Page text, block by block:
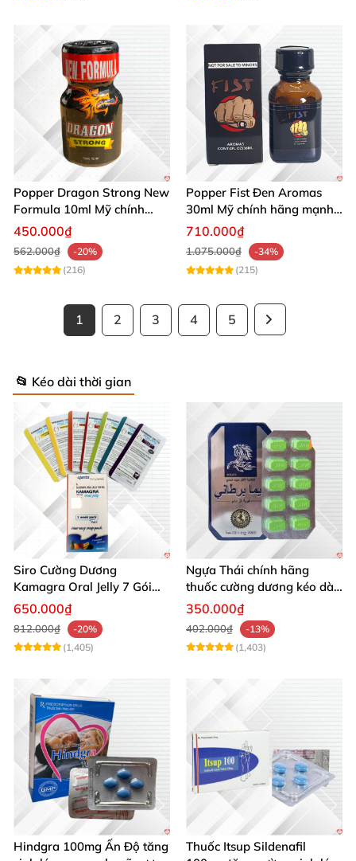
Popper Dragon Strong New
Formula 10ml Mỹ chính
hãng kích thích khoái cảm
450.000₫
562.000₫
-20%
(216)
Popper Fist Đen Aromas
30ml Mỹ chính hãng mạnh
mẽ kích thích
710.000₫
1.075.000₫
-34%
(215)
1 2 3 4 5
📂 Kéo dài thời gian
Siro Cường Dương
Kamagra Oral Jelly 7 Gói
100g tăng cường sinh lực
650.000₫
812.000₫
-20%
(1,405)
Ngựa Thái chính hãng
thuốc cường dương kéo dài
thời gian cho Nam hộp 10
350.000₫
402.000₫
-13%
(1,403)
Hindgra 100mg Ấn Độ tăng
Thuốc Itsup Sildenafil